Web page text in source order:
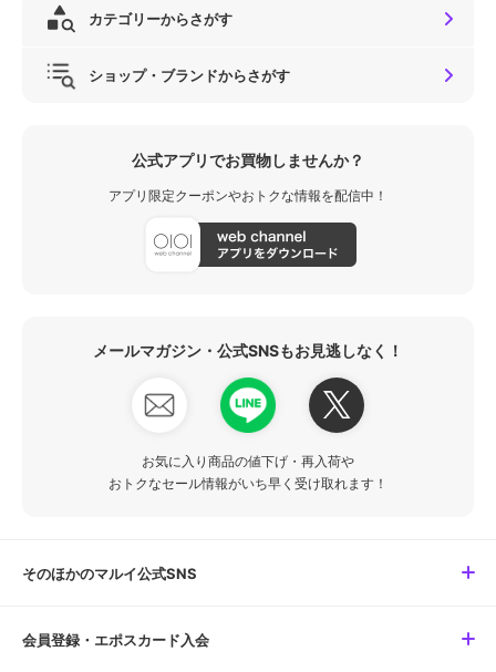
カテゴリーからさがす
ショップ・ブランドからさがす
公式アプリでお買物しませんか？
アプリ限定クーポンやおトクな情報を配信中！
メールマガジン・公式SNSもお見逃しなく！
お気に入り商品の値下げ・再入荷や
おトクなセール情報がいち早く受け取れます！
そのほかのマルイ公式SNS
会員登録・エポスカード入会